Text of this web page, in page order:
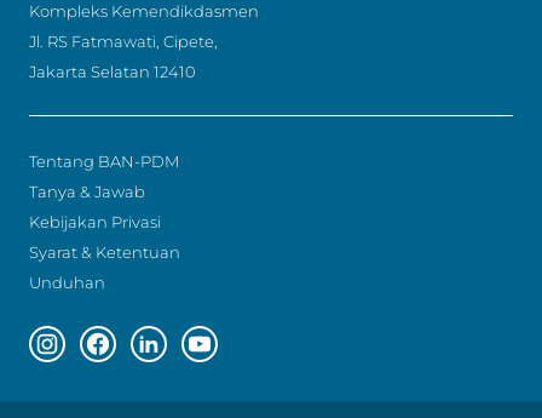
Kompleks Kemendikdasmen
Jl. RS Fatmawati, Cipete,
Jakarta Selatan 12410
Tentang BAN-PDM
Tanya & Jawab
Kebijakan Privasi
Syarat & Ketentuan
Unduhan